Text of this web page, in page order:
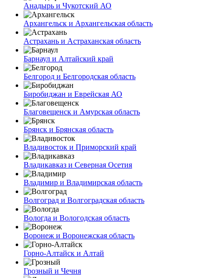
Анадырь и Чукотский АО
Архангельск и Архангельская область
Астрахань и Астраханская область
Барнаул и Алтайский край
Белгород и Белгородская область
Биробиджан и Еврейская АО
Благовещенск и Амурская область
Брянск и Брянская область
Владивосток и Приморский край
Владикавказ и Северная Осетия
Владимир и Владимирская область
Волгоград и Волгоградская область
Вологда и Вологодская область
Воронеж и Воронежская область
Горно-Алтайск и Алтай
Грозный и Чечня